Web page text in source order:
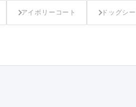
アイボリーコート ドッグシー